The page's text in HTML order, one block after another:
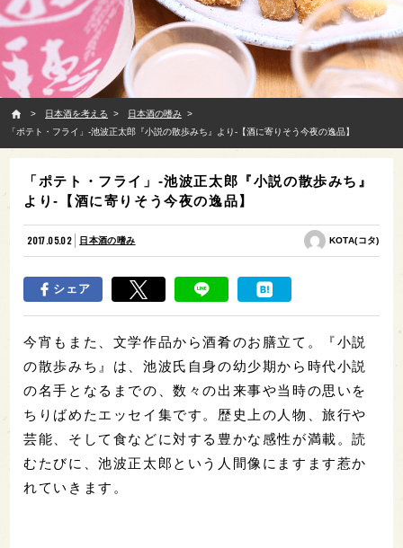
日本酒を考える
日本酒の嗜み
「ポテト・フライ」-池波正太郎『小説の散歩みち』より-【酒に寄りそう今夜の逸品】
「ポテト・フライ」-池波正太郎『小説の散歩みち』
より-【酒に寄りそう今夜の逸品】
2017.05.02 日本酒の嗜み KOTA(コタ)
シェア
今宵もまた、文学作品から酒肴のお膳立て。『小説
の散歩みち』は、池波氏自身の幼少期から時代小説
の名手となるまでの、数々の出来事や当時の思いを
ちりばめたエッセイ集です。歴史上の人物、旅行や
芸能、そして食などに対する豊かな感性が満載。読
むたびに、池波正太郎という人間像にますます惹か
れていきます。